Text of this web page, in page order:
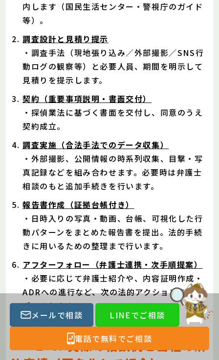
内します（国民生活センター・警視庁のガイド
等）。
調査設計と見積り提示
・調査手法（現地張り込み／外部撮影／SNS行
動ログの観察等）と必要人員、期間を明示して
見積りを提示します。
契約（重要事項説明・書面交付）
・探偵業法に基づく書面を交付し、同意のうえ
契約成立。
調査実施（合法手法でのデータ収集）
・外部撮影、公開情報の時系列収集、目撃・写
真記録などを組み合わせます。必要時は弁護士
相談のもと追加手続きを行います。
報告書作成（証拠台帳付き）
・日時入りの写真・動画、台帳、可視化した行
動パターンをまとめた報告書を提出。法的手続
きに用いるための整理まで行います。
アフターフォロー（弁護士連携・次手順提案）
・必要に応じて弁護士紹介や、内容証明作成・
ADRへの進行など、次の法的アクションまでサ
ポートします。
・『2-4. 実際の相談例と当社の解
メールで相談
LINEでご相談
電話で無料でご相談